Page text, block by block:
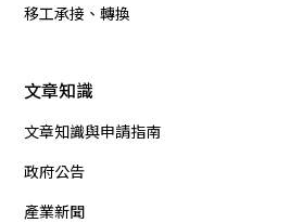
移工承接、轉換
文章知識
文章知識與申請指南
政府公告
產業新聞